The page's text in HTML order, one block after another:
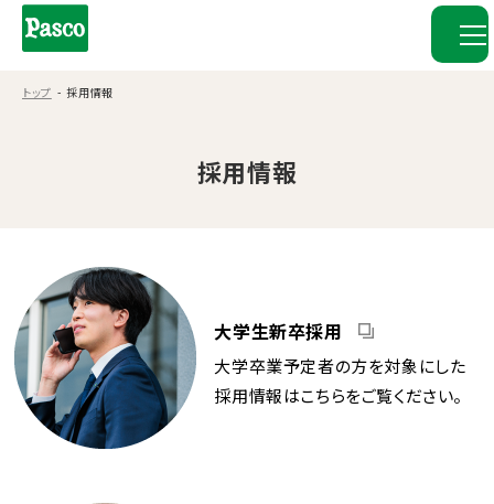
トップ 採用情報
採用情報
大学生新卒採用
大学卒業予定者の方を対象にした
採用情報はこちらをご覧ください。